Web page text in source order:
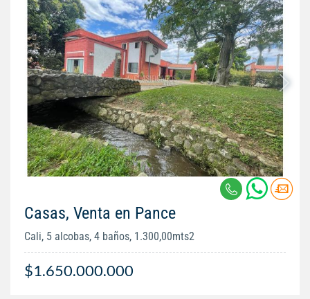
Casas, Venta en Pance
Cali, 5 alcobas, 4 baños, 1.300,00mts2
$1.650.000.000